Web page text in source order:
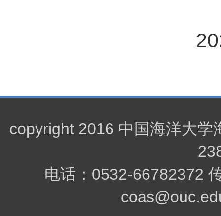
copyright 2016 中国海洋大学
电话：0532-66782372